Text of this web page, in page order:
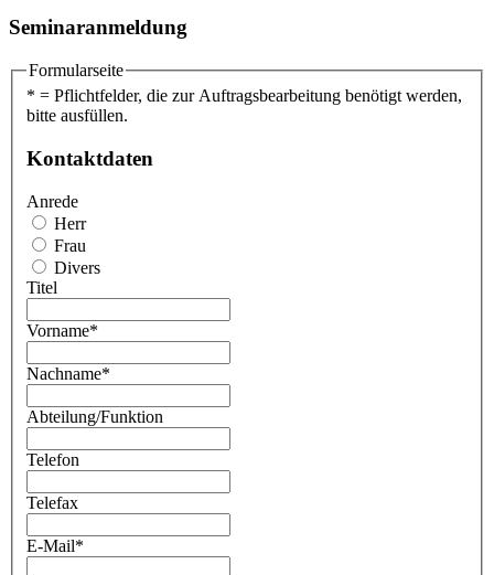
Seminaranmeldung
Formularseite
* = Pflichtfelder, die zur Auftragsbearbeitung benötigt werden,
bitte ausfüllen.
Kontaktdaten
Anrede
Herr
Frau
Divers
Titel
Vorname*
Nachname*
Abteilung/Funktion
Telefon
Telefax
E-Mail*